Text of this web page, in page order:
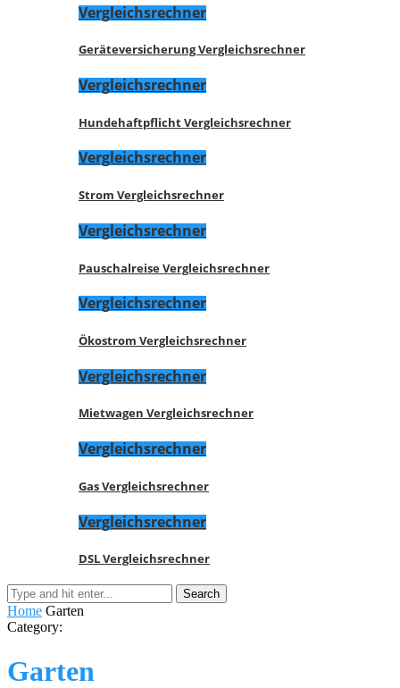
Vergleichsrechner
Geräteversicherung Vergleichsrechner
Vergleichsrechner
Hundehaftpflicht Vergleichsrechner
Vergleichsrechner
Strom Vergleichsrechner
Vergleichsrechner
Pauschalreise Vergleichsrechner
Vergleichsrechner
Ökostrom Vergleichsrechner
Vergleichsrechner
Mietwagen Vergleichsrechner
Vergleichsrechner
Gas Vergleichsrechner
Vergleichsrechner
DSL Vergleichsrechner
Home Garten
Category:
Garten